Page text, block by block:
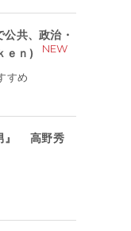
公共、政治・
ｅｎ)
NEW
すめ
』 高野秀